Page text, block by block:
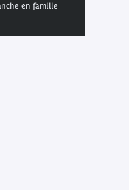
en famille